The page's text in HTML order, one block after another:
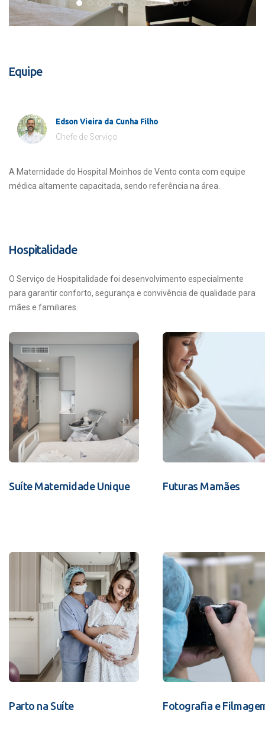
Equipe
Edson Vieira da Cunha Filho
Chefe de Serviço
A Maternidade do Hospital Moinhos de Vento conta com equipe
médica altamente capacitada, sendo referência na área.
Hospitalidade
O Serviço de Hospitalidade foi desenvolvimento especialmente
para garantir conforto, segurança e convivência de qualidade para
mães e familiares.
Suíte Maternidade Unique Futuras Mamães
Parto na Suíte Fotografia e